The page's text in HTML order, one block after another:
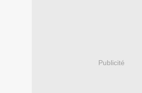
Publicité